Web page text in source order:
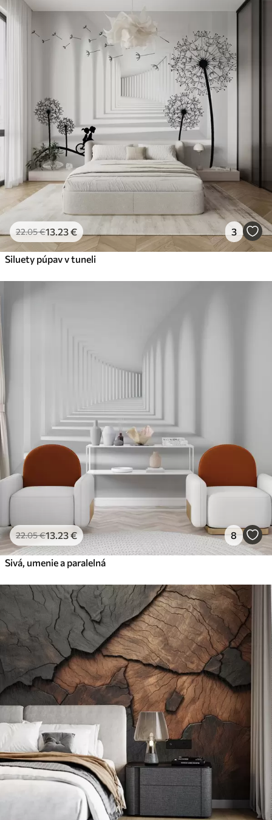
22.05€13 .23€ 3
Siluety púpav v tuneli
22.05€13 .23€ 8
Sivá, umenie a paralelná